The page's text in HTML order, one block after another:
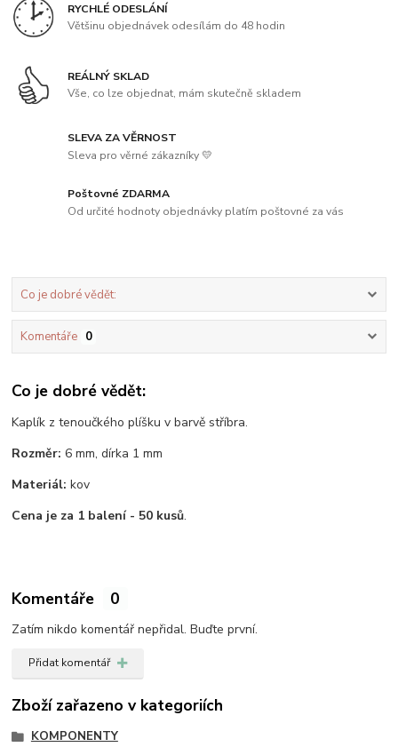
RYCHLÉ ODESLÁNÍ
Většinu objednávek odesílám do 48 hodin
REÁLNÝ SKLAD
Vše, co lze objednat, mám skutečně skladem
SLEVA ZA VĚRNOST
Sleva pro věrné zákazníky 💛
Poštovné ZDARMA
Od určité hodnoty objednávky platím poštovné za vás
Co je dobré vědět:
Komentáře 0
Co je dobré vědět:
Kaplík z tenoučkého plíšku v barvě stříbra.
Rozměr: 6 mm, dírka 1 mm
Materiál: kov
Cena je za 1 balení - 50 kusů.
Komentáře 0
Zatím nikdo komentář nepřidal. Buďte první.
Přidat komentář
Zboží zařazeno v kategoriích
KOMPONENTY